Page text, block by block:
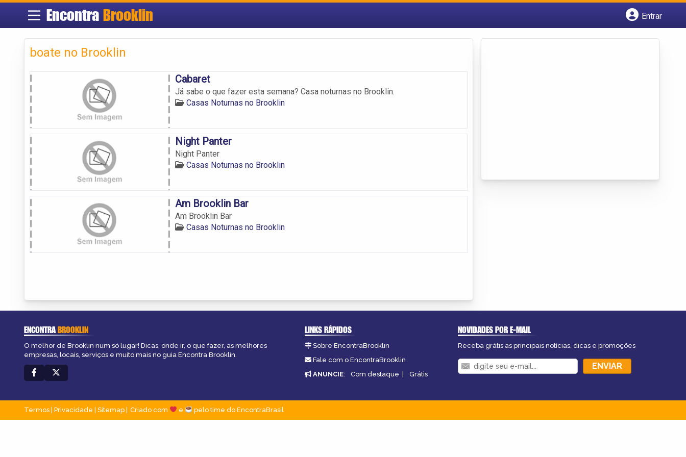
Encontra Brooklin
Entrar
boate no Brooklin
Cabaret
Já sabe o que fazer esta semana? Casa noturnas no Brooklin.
Casas Noturnas no Brooklin
Night Panter
Night Panter
Casas Noturnas no Brooklin
Am Brooklin Bar
Am Brooklin Bar
Casas Noturnas no Brooklin
ENCONTRABROOKLIN
O melhor de Brooklin num só lugar! Dicas, onde ir, o que fazer, as melhores
empresas, locais, serviços e muito mais no guia Encontra Brooklin.
LINKS RÁPIDOS
Sobre EncontraBrooklin
Fale com o EncontraBrooklin
ANUNCIE: Com destaque | Grátis
NOVIDADES POR E-MAIL
Receba grátis as principais notícias, dicas e promoções
Termos Privacidade Sitemap Criado com e pelo time do EncontraBrasil